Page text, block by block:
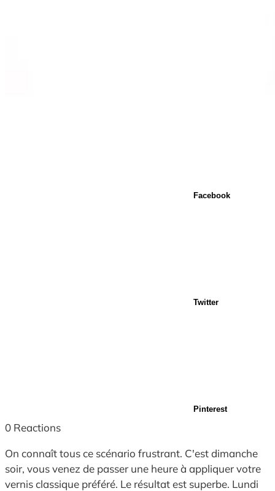
Facebook
Twitter
Pinterest
0 Reactions
On connaît tous ce scénario frustrant. C'est dimanche
soir, vous venez de passer une heure à appliquer votre
vernis classique préféré. Le résultat est superbe. Lundi